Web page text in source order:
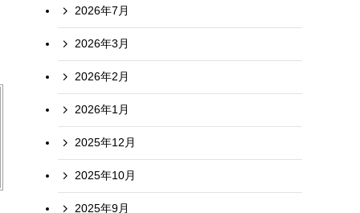
2026年7月
2026年3月
2026年2月
2026年1月
2025年12月
2025年10月
2025年9月